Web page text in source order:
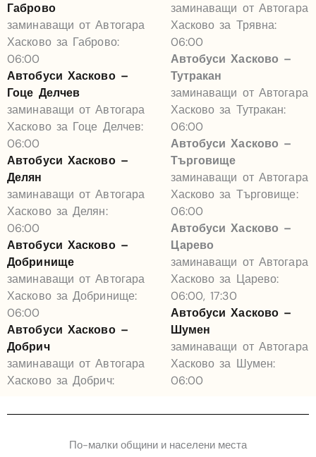
Габрово
заминаващи от Автогара
Хасково за Габрово:
06:00
Автобуси Хасково –
Гоце Делчев
заминаващи от Автогара
Хасково за Гоце Делчев:
06:00
Автобуси Хасково –
Делян
заминаващи от Автогара
Хасково за Делян:
06:00
Автобуси Хасково –
Добринище
заминаващи от Автогара
Хасково за Добринище:
06:00
Автобуси Хасково –
Добрич
заминаващи от Автогара
Хасково за Добрич:
заминаващи от Автогара
Хасково за Трявна:
06:00
Автобуси Хасково –
Тутракан
заминаващи от Автогара
Хасково за Тутракан:
06:00
Автобуси Хасково –
Търговище
заминаващи от Автогара
Хасково за Търговище:
06:00
Автобуси Хасково –
Царево
заминаващи от Автогара
Хасково за Царево:
06:00, 17:30
Автобуси Хасково –
Шумен
заминаващи от Автогара
Хасково за Шумен:
06:00
По-малки общини и населени места